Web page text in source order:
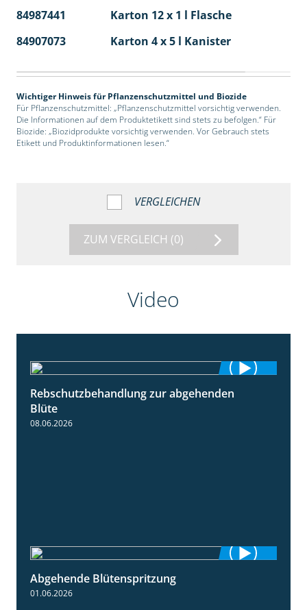
84987441 Karton 12 x 1 l Flasche
84907073
Karton 4 x 5 l Kanister
Wichtiger Hinweis für Pflanzenschutzmittel und Biozide
Für Pflanzenschutzmittel: „Pflanzenschutzmittel vorsichtig verwenden.
Die Informationen auf dem Produktetikett sind stets zu befolgen.“ Für
Biozide: „Biozidprodukte vorsichtig verwenden. Vor Gebrauch stets
Etikett und Produktinformationen lesen.“
VERGLEICHEN
ZUM VERGLEICH (0)
Video
3:06
Rebschutzbehandlung zur abgehenden
Blüte
08.06.2026
Abgehende Blütenspritzung
01.06.2026